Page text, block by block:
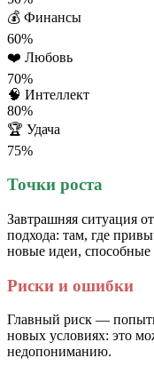
💰 Финансы
60%
❤️ Любовь
70%
🧠 Интеллект
80%
🏆 Удача
75%
Точки роста
Завтрашняя ситуация
подхода: там, где
новые идеи, способные
Риски и ошибки
Главный риск —
новых условиях: это
недопониманию.